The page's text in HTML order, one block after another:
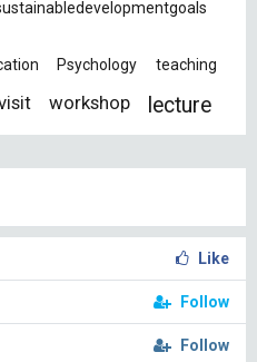
Psychology
teaching
workshop lecture
Like
Follow
Follow